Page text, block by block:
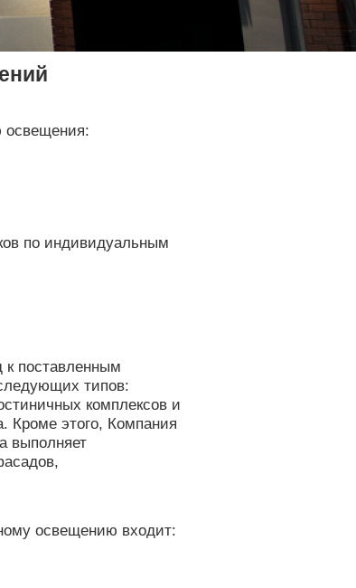
освещения:
по индивидуальным
к поставленным
типов:
комплексов и
Кроме этого, Компания
выполняет
освещению входит: